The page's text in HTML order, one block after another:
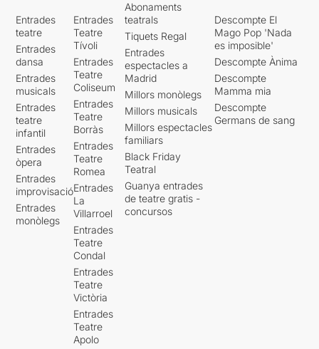
Entrades
teatre
Entrades
dansa
Entrades
musicals
Entrades
teatre
infantil
Entrades
òpera
Entrades
improvisació
Entrades
monòlegs
Entrades
Teatre
Tívoli
Entrades
Teatre
Coliseum
Entrades
Teatre
Borràs
Entrades
Teatre
Romea
Entrades
La
Villarroel
Entrades
Teatre
Condal
Entrades
Teatre
Victòria
Entrades
Teatre
Apolo
Abonaments
teatrals
Tiquets Regal
Entrades
espectacles a
Madrid
Millors monòlegs
Millors musicals
Millors espectacles
familiars
Black Friday
Teatral
Guanya entrades
de teatre gratis -
concursos
Descompte El
Mago Pop 'Nada
es imposible'
Descompte Ànima
Descompte
Mamma mia
Descompte
Germans de sang